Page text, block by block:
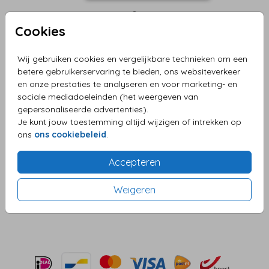
Cookies
Wij gebruiken cookies en vergelijkbare technieken om een
betere gebruikerservaring te bieden, ons websiteverkeer
en onze prestaties te analyseren en voor marketing- en
sociale mediadoeleinden (het weergeven van
gepersonaliseerde advertenties).
Je kunt jouw toestemming altijd wijzigen of intrekken op
ons ons cookiebeleid.
Accepteren
Weigeren
Wit Met Goudfolie Stippen 14 X
14
Aantal x 1 Prijs: € 0,75
wit met goudfolie stippen 14 x 14
Prijs:€ 0,75 per 1